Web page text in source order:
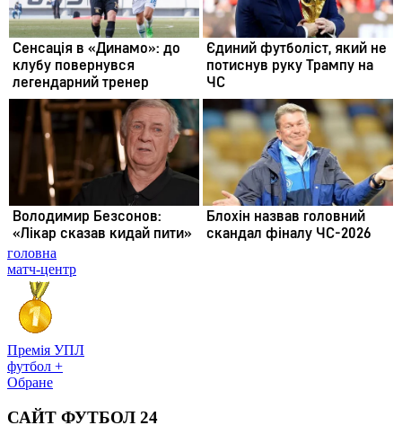
головна
матч-центр
Премія УПЛ
футбол +
Обране
САЙТ ФУТБОЛ 24